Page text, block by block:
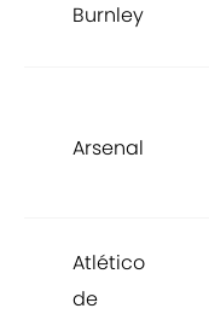
Burnley
Arsenal
Atlético
de